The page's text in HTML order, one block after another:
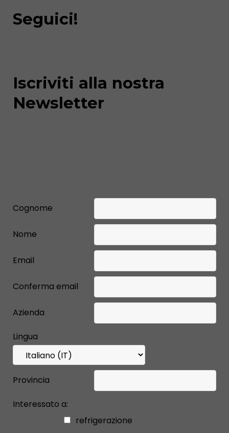
Seguici!
Iscriviti alla nostra
Newsletter
Cognome
Nome
Email
Conferma email
Azienda
Lingua
Provincia
Interessato a:
refrigerazione